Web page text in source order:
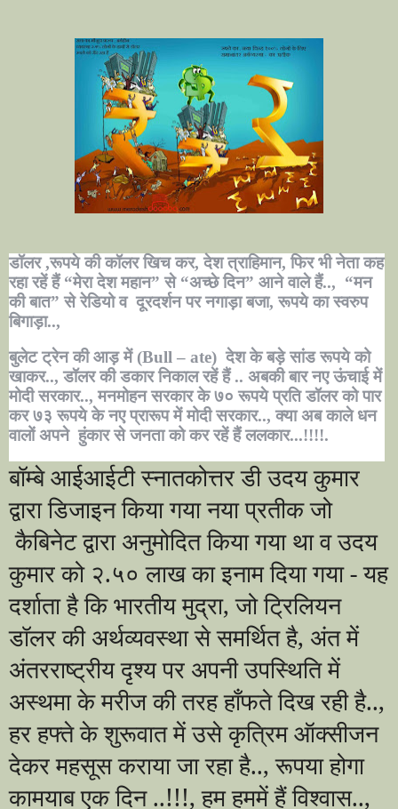
डॉलर ,रूपये की कॉलर खिच कर, देश त्राहिमान, फिर भी नेता कह
रहा रहें हैं “मेरा देश महान” से “अच्छे दिन” आने वाले हैं.., “मन
की बात” से रेडियो व दूरदर्शन पर नगाड़ा बजा, रूपये का स्वरुप
बिगाड़ा..,
बुलेट ट्रेन की आड़ में (Bull – ate) देश के बड़े सांड रूपये को
खाकर.., डॉलर की डकार निकाल रहें हैं .. अबकी बार नए ऊंचाई में
मोदी सरकार.., मनमोहन सरकार के ७० रूपये प्रति डॉलर को पार
कर ७३ रूपये के नए प्रारूप में मोदी सरकार.., क्या अब काले धन
वालों अपने हुंकार से जनता को कर रहें हैं ललकार...!!!!.
बॉम्बे आईआईटी स्नातकोत्तर डी उदय कुमार
द्वारा डिजाइन किया गया नया प्रतीक जो
कैबिनेट द्वारा अनुमोदित किया गया था व उदय
कुमार को २.५० लाख का इनाम दिया गया - यह
दर्शाता है कि भारतीय मुद्रा,जो ट्रिलियन
डॉलर की अर्थव्यवस्था से समर्थित है, अंत में
अंतरराष्ट्रीय दृश्य पर अपनी उपस्थिति में
अस्थमा के मरीज की तरह हाँफते दिख रही है..,
हर हफ्ते के शुरूवात में उसे कृत्रिम ऑक्सीजन
देकर महसूस कराया जा रहा है.., रूपया होगा
कामयाब एक दिन ..!!!, हम हममें हैं विश्वास..,